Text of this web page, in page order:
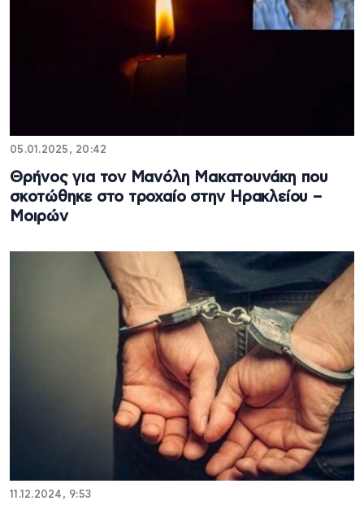
05.01.2025, 20:42
Θρήνος για τον Μανόλη Μακατουνάκη που
σκοτώθηκε στο τροχαίο στην Ηρακλείου –
Μοιρών
11.12.2024, 9:53